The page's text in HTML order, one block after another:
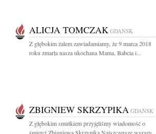
ALICJA TOMCZAK GDAŃSK
Z głębokim żalem zawiadamiamy, że 9 marca 2018
roku zmarła nasza ukochana Mama, Babcia i...
ZBIGNIEW SKRZYPIKA GDAŃSK
Z głębokim smutkiem przyjęliśmy wiadomość o